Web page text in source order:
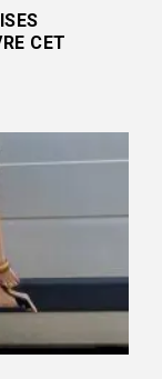
CET